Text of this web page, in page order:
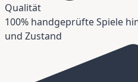
Qualität
100% handgeprüfte Spiele
und Zustand